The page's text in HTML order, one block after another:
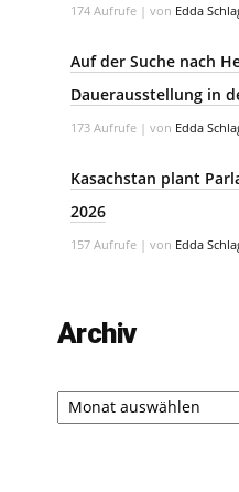
174 Aufrufe | von Edda
Auf der Suche nach
Dauerausstellung in
173 Aufrufe | von Edda
Kasachstan plant
2026
157 Aufrufe | von Edda
Archiv
Archiv